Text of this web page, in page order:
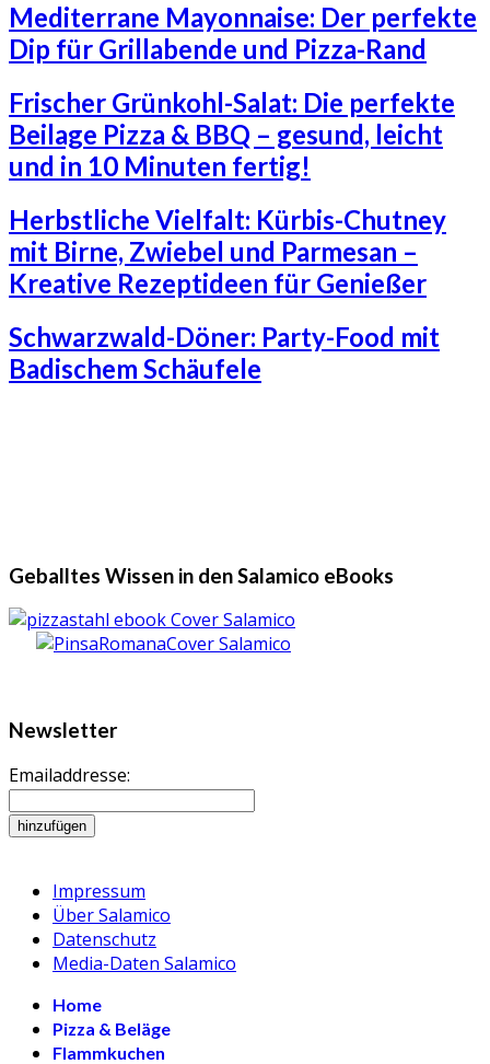
Mediterrane Mayonnaise: Der perfekte
Dip für Grillabende und Pizza-Rand
Frischer Grünkohl-Salat: Die perfekte
Beilage Pizza & BBQ – gesund, leicht
und in 10 Minuten fertig!
Herbstliche Vielfalt: Kürbis-Chutney
mit Birne, Zwiebel und Parmesan –
Kreative Rezeptideen für Genießer
Schwarzwald-Döner: Party-Food mit
Badischem Schäufele
Geballtes Wissen in den Salamico eBooks
Newsletter
Emailaddresse:
Impressum
Über Salamico
Datenschutz
Media-Daten Salamico
Home
Pizza & Beläge
Flammkuchen